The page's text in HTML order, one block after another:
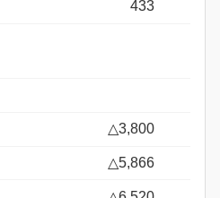
433
△3,800
△5,866